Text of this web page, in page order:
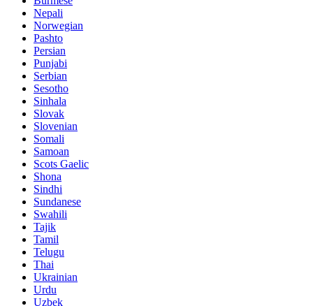
Nepali
Norwegian
Pashto
Persian
Punjabi
Serbian
Sesotho
Sinhala
Slovak
Slovenian
Somali
Samoan
Scots Gaelic
Shona
Sindhi
Sundanese
Swahili
Tajik
Tamil
Telugu
Thai
Ukrainian
Urdu
Uzbek